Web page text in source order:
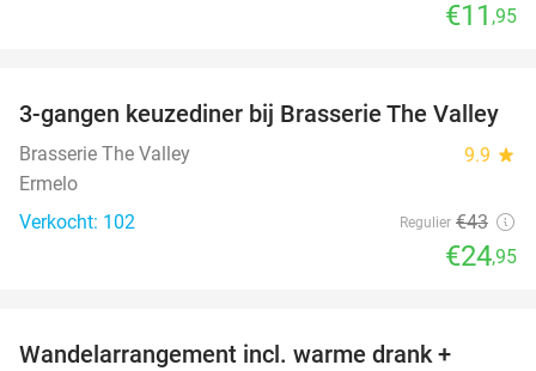
€11 ,95
42%
3-gangen keuzediner bij Brasserie The Valley
Brasserie The Valley 9.9 star
Ermelo
Verkocht: 102
Regulier €43
€24,95
Wandelarrangement incl. warme drank +